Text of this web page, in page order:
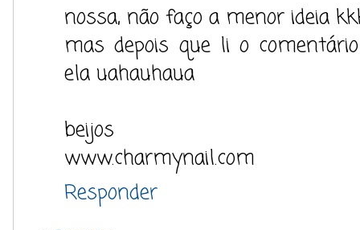
nossa, não faço a menor ideia
mas depois que li o
ela uahauhaua
beijos
www.charmynail.com
Responder